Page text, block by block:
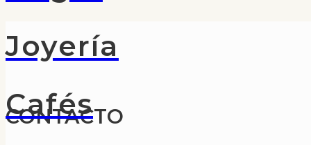
Joyería
Cafés
CONTACTO